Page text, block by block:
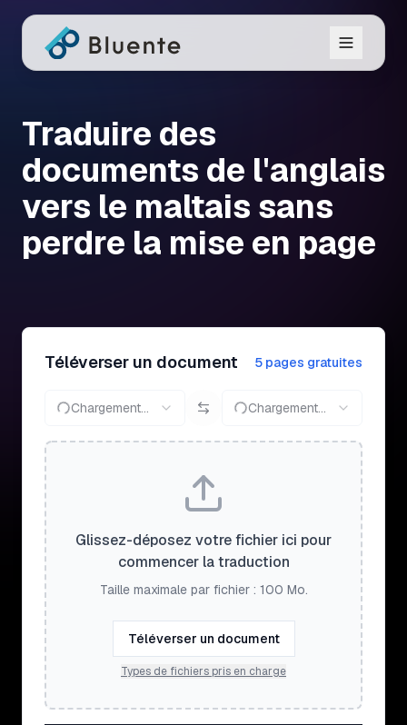
Traduire des
documents de l'anglais
vers le maltais sans
perdre la mise en page
Téléverser un document 5 pages gratuites
Chargement... Chargement...
Glissez-déposez votre fichier ici pour
commencer la traduction
Taille maximale par fichier : 100 Mo.
Téléverser un document
Types de fichiers pris en charge